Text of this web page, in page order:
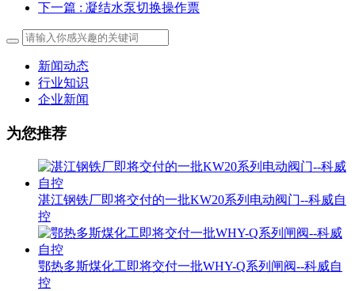
下一篇 : 凝结水泵切换操作票
新闻动态
行业知识
企业新闻
为您推荐
湛江钢铁厂即将交付的一批KW20系列电动阀门--科威自
控
鄂热多斯煤化工即将交付一批WHY-Q系列闸阀--科威自
控